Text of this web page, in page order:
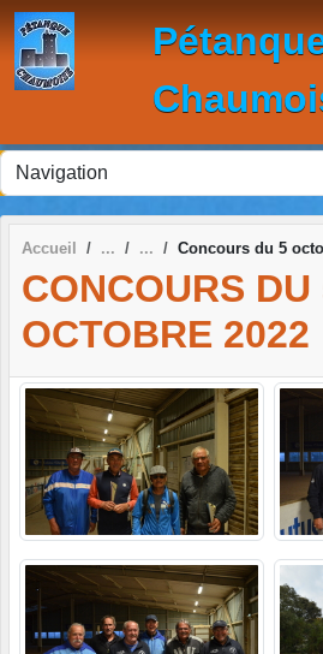
Accueil Concours du 5
CONCOURS DU
OCTOBRE 2022
Panneau de gestion des cookies